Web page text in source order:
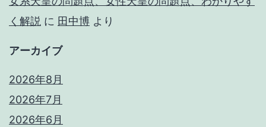
く解説 に 田中博 より
アーカイブ
2026年8月
2026年7月
2026年6月